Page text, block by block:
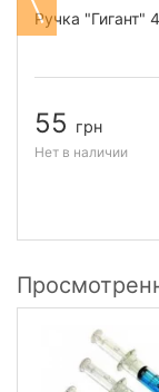
Ручка "Гигант"
55 грн
Нет в наличии